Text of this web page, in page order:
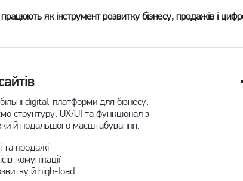
як інструмент розвитку бізнесу, продажів і
digital-платформи для бізнесу,
структуру, UX/UI та функціонал з
й подальшого масштабування.
та продажі
комунікації
й high-load